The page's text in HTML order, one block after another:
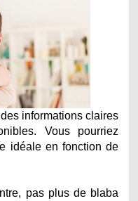
informations claires
Vous pourriez
idéale en fonction de
pas plus de blaba